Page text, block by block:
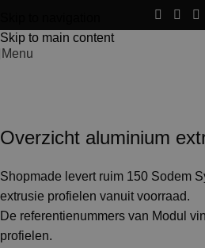
Skip to main content
Menu
Overzicht aluminium
Shopmade levert ruim 150 Sodem
extrusie profielen vanuit voorraad.
De referentienummers van Modul
profielen.